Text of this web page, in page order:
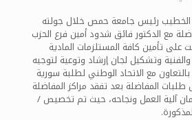
الخطيب رئيس جامعة حمص خلال جولته
مع الدكتور فائق شدود أمين فرع الحزب
على تأمين كافة المستلزمات المادية
والفنية وتشكيل لجان إرشاد وتوعية لتوجيه
مع الاتحاد الوطني لطلبة سورية
طلبات المفاضلة بعد تفقد مراكز المفاضلة
آلية العمل ونجاحه، حيث تم تخصيص /